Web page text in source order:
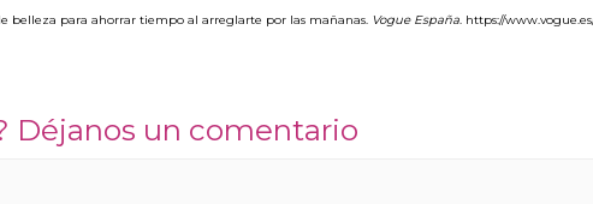
de belleza para ahorrar tiempo al arreglarte por las mañanas. Vogue España. https://
Déjanos un comentario